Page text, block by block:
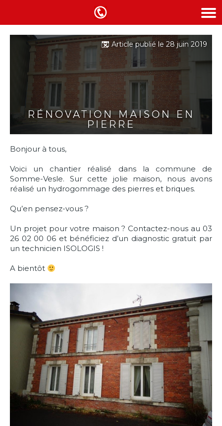
RÉNOVATION MAISON EN
PIERRE
Article publié le 28 juin 2019
Bonjour à tous,
Voici un chantier réalisé dans la commune de
Somme-Vesle. Sur cette jolie maison, nous avons
réalisé un hydrogommage des pierres et briques.
Qu’en pensez-vous ?
Un projet pour votre maison ? Contactez-nous au 03
26 02 00 06 et bénéficiez d’un diagnostic gratuit par
un technicien ISOLOGIS !
A bientôt